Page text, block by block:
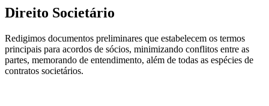
Direito Societário
Redigimos documentos preliminares que estabelecem os termos
principais para acordos de sócios, minimizando conflitos entre as
partes, memorando de entendimento, além de todas as espécies de
contratos societários.